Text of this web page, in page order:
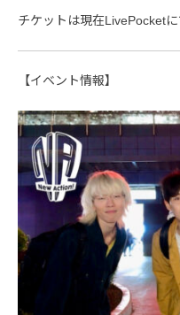
チケットは現在LivePocket
【イベント情報】